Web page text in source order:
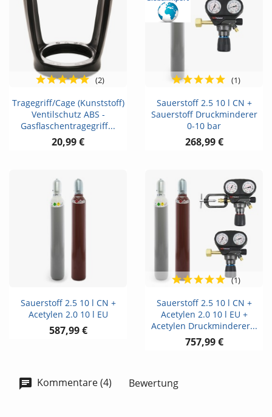
Tragegriff/Cage (Kunststoff)
Ventilschutz ABS -
Gasflaschentragegriff...
20,99 €
(2)
Sauerstoff 2.5 10 l CN +
Sauerstoff Druckminderer
0-10 bar
268,99 €
(1)
Sauerstoff 2.5 10 l CN +
Acetylen 2.0 10 l EU
587,99 €
Sauerstoff 2.5 10 l CN +
Acetylen 2.0 10 l EU +
Acetylen Druckminderer...
757,99 €
(1)
Kommentare (4) Bewertung